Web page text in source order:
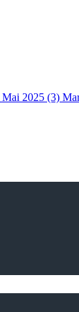
Mai 2025 (3)